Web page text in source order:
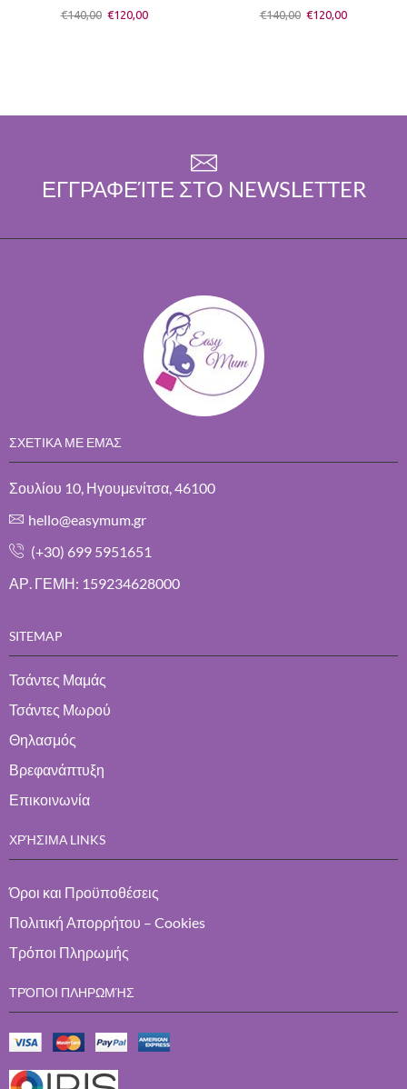
€140,00 €120,00 €140,00 €120,00
ΕΓΓΡΑΦΕΊΤΕ ΣΤΟ NEWSLETTER
ΣΧΕΤΙΚΑ ΜΕ ΕΜΆΣ
Σουλίου 10, Ηγουμενίτσα, 46100
hello@easymum.gr
(+30) 699 5951651
ΑΡ. ΓΕΜΗ: 159234628000
SITEMAP
Τσάντες Μαμάς
Τσάντες Μωρού
Θηλασμός
Βρεφανάπτυξη
Επικοινωνία
ΧΡΉΣΙΜΑ LINKS
Όροι και Προϋποθέσεις
Πολιτική Απορρήτου – Cookies
Τρόποι Πληρωμής
ΤΡΌΠΟΙ ΠΛΗΡΩΜΉΣ